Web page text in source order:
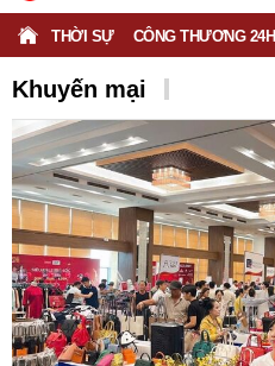
THỜI SỰ CÔNG THƯƠNG 24H
Khuyến mại